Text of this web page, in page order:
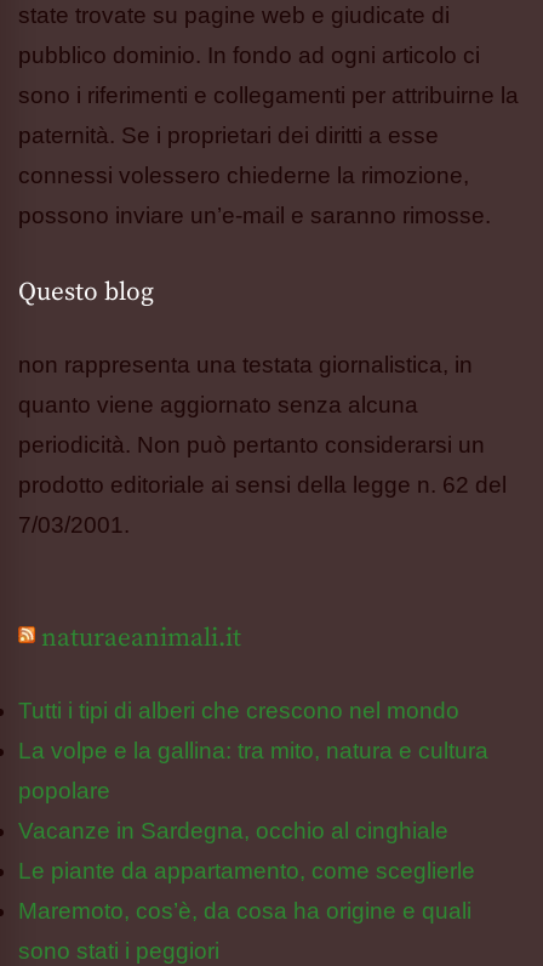
state trovate su pagine web e giudicate di
pubblico dominio. In fondo ad ogni articolo ci
sono i riferimenti e collegamenti per attribuirne la
paternità. Se i proprietari dei diritti a esse
connessi volessero chiederne la rimozione,
possono inviare un’e-mail e saranno rimosse.
Questo blog
non rappresenta una testata giornalistica, in
quanto viene aggiornato senza alcuna
periodicità. Non può pertanto considerarsi un
prodotto editoriale ai sensi della legge n. 62 del
7/03/2001.
naturaeanimali.it
Tutti i tipi di alberi che crescono nel mondo
La volpe e la gallina: tra mito, natura e cultura
popolare
Vacanze in Sardegna, occhio al cinghiale
Le piante da appartamento, come sceglierle
Maremoto, cos’è, da cosa ha origine e quali
sono stati i peggiori